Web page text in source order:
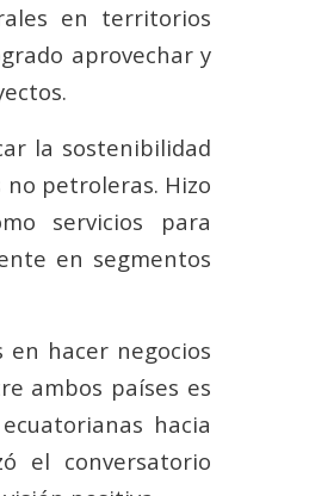
en territorios
aprovechar y
la sostenibilidad
petroleras. Hizo
servicios para
en segmentos
en hacer negocios
ambos países es
hacia
el conversatorio